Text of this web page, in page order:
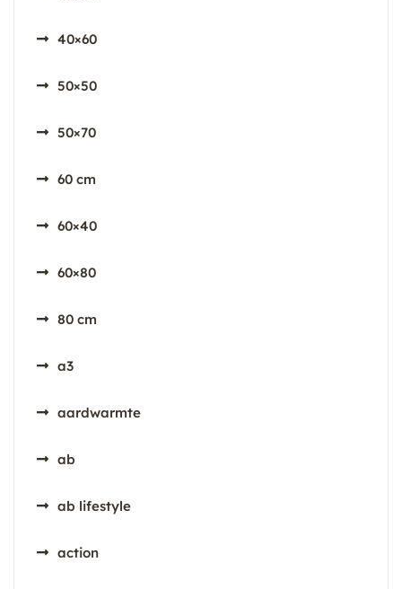
40×60
50×50
50×70
60 cm
60×40
60×80
80 cm
a3
aardwarmte
ab
ab lifestyle
action